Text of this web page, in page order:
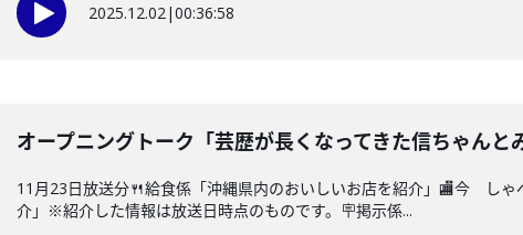
2025.12.02|00:36:58
オープニングトーク「芸歴が長くなってきた信ちゃんと
11月23日放送分🍴給食係「沖縄県内のおいしいお店を紹介」🏬今 し
介」※紹介した情報は放送日時点のものです。🪧掲示係...